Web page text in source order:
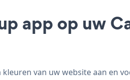
app op uw
van uw website aan en